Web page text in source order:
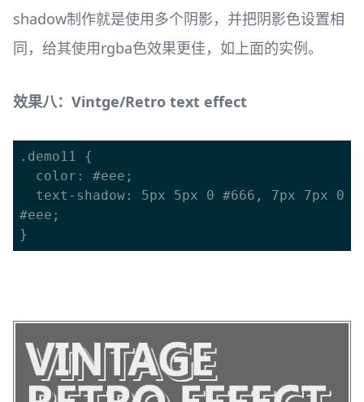
shadow制作就是使用多个阴影，并把阴影色设置相
同，给其使用rgba色效果更佳，如上面的实例。
效果八：Vintge/Retro text effect
.demo11 {
#eee;